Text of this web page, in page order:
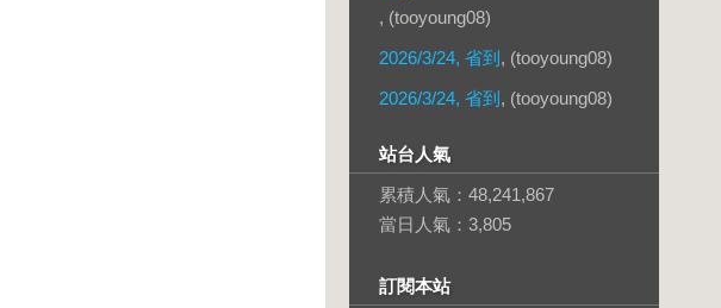
, (tooyoung08)
2026/3/24, 省到 , (tooyoung08)
2026/3/24, 省到 , (tooyoung08)
站台人氣
累積人氣： 48,241,867
當日人氣： 3,805
訂閱本站